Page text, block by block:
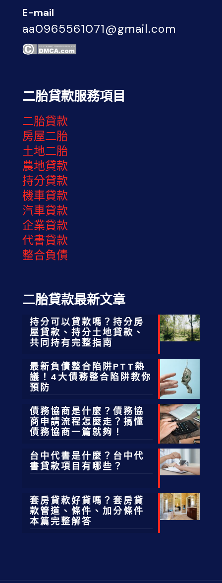
E-mail
aa0965561071@gmail.com
二胎貸款服務項目
二胎貸款
房屋二胎
土地二胎
農地貸款
持分貸款
機車貸款
汽車貸款
企業貸款
代書貸款
整合負債
二胎貸款最新文章
持分可以貸款嗎？持分房
屋貸款、持分土地貸款、
共同持有完整指南
最新負債整合陷阱PTT熱
議！4大債務整合陷阱教你
預防
債務協商是什麼？債務協
商申請流程怎麼走？搞懂
債務協商一篇就夠！
台中代書是什麼？台中代
書貸款項目有哪些？
套房貸款好貸嗎？套房貸
款管道、條件、加分條件
本篇完整解答